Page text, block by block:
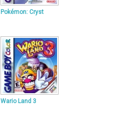
Pokémon: Cryst
Wario Land 3